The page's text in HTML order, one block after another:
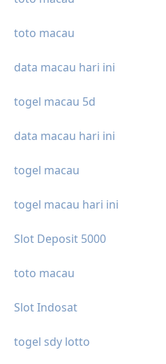
toto macau
data macau hari ini
togel macau 5d
data macau hari ini
togel macau
togel macau hari ini
Slot Deposit 5000
toto macau
Slot Indosat
togel sdy lotto